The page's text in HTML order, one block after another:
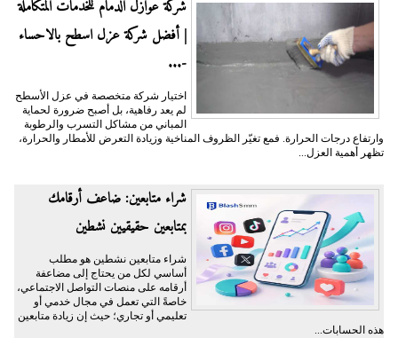
شركة عوازل الدمام للخدمات المتكاملة
| أفضل شركة عزل اسطح بالاحساء
-...
اختيار شركة متخصصة في عزل الأسطح
لم يعد رفاهية، بل أصبح ضرورة لحماية
المباني من مشاكل التسرب والرطوبة
وارتفاع درجات الحرارة. فمع تغيّر الظروف المناخية وزيادة التعرض للأمطار والحرارة،
تظهر أهمية العزل...
شراء متابعين: ضاعف أرقامك
بمتابعين حقيقيين نشطين
شراء متابعين نشطين هو مطلب
أساسي لكل من يحتاج إلى مضاعفة
أرقامه على منصات التواصل الاجتماعي،
خاصةً التي تعمل في مجال خدمي أو
تعليمي أو تجاري؛ حيث إن زيادة متابعين
هذه الحسابات...